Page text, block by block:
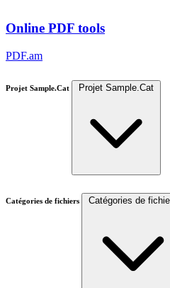
Online PDF tools
PDF.am
Projet Sample.Cat Projet Sample.Cat
Catégories de fichiers Catégories de